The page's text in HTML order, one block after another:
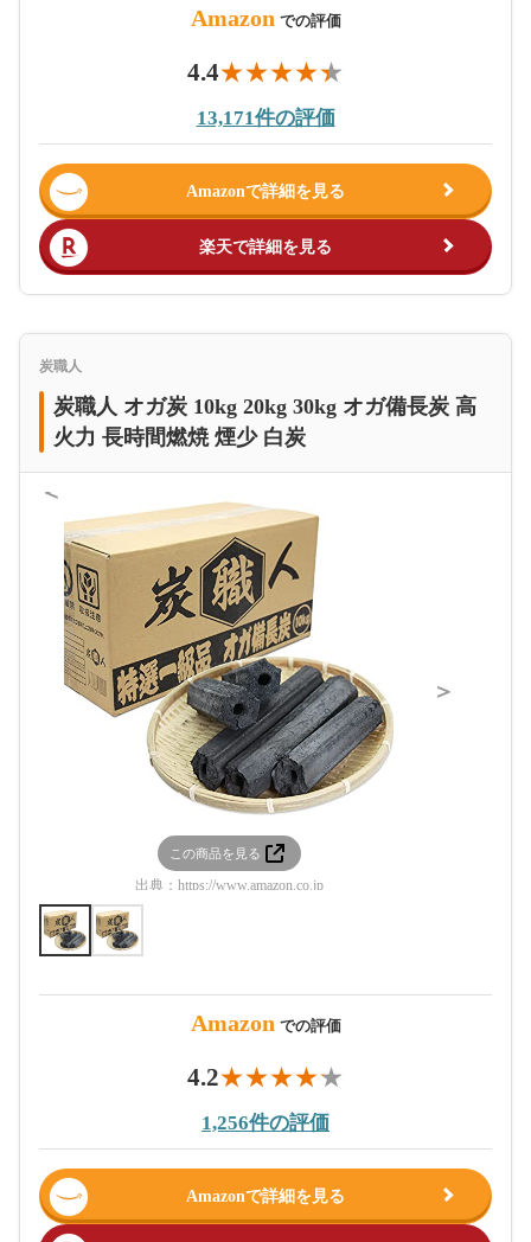
Amazon での評価
4.4
13,171件の評価
Amazonで詳細を見る
楽天で詳細を見る
炭職人
炭職人 オガ炭 10kg 20kg 30kg オガ備長炭 高
火力 長時間燃焼 煙少 白炭
＜
この商品を見る
出典： https://www.amazon.co.jp
＞
Amazon での評価
4.2
1,256件の評価
Amazonで詳細を見る